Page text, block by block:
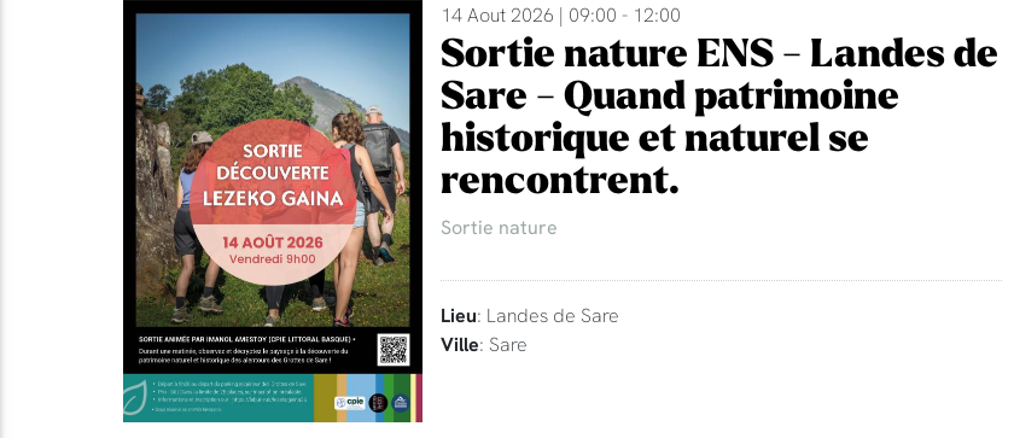
14 Aout 2026 | 09:00 - 12:00
Sortie nature ENS - Landes de
Sare - Quand patrimoine
historique et naturel se
rencontrent.
Sortie nature
Lieu: Landes de Sare
Ville: Sare